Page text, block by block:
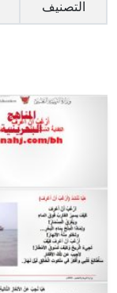
التصنيف